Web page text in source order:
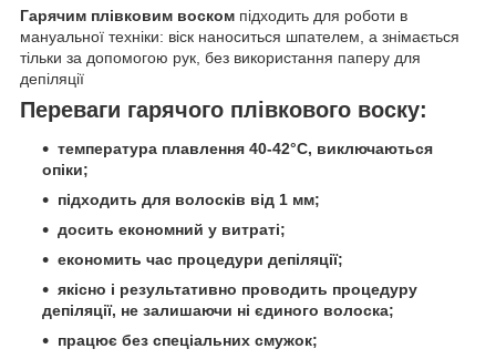
Гарячим плівковим воском підходить для роботи в
мануальної техніки: віск наноситься шпателем, а знімається
тільки за допомогою рук, без використання паперу для
депіляції
Переваги гарячого плівкового воску:
температура плавлення 40-42°C, виключаються
опіки;
підходить для волосків від 1 мм;
досить економний у витраті;
економить час процедури депіляції;
якісно і результативно проводить процедуру
депіляції, не залишаючи ні єдиного волоска;
працює без спеціальних смужок;